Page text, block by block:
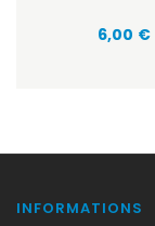
Prix
6,00 €
INFORMATIONS